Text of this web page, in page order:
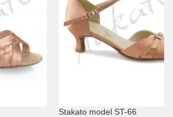
Stakato model ST-66